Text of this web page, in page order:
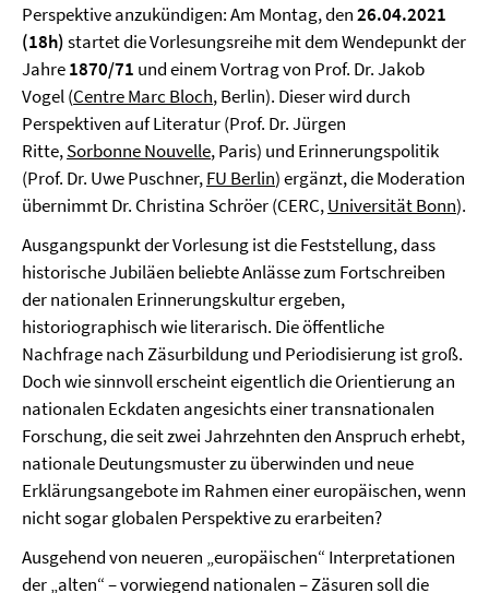
Perspektive anzukündigen: Am Montag, den26.04.2021
(18h)startet die Vorlesungsreihe mit dem Wendepunkt der
Jahre1870/71 und einem Vortrag von Prof. Dr. Jakob
Vogel (Centre Marc Bloch, Berlin). Dieser wird durch
Perspektiven auf Literatur (Prof. Dr. Jürgen
Ritte,Sorbonne Nouvelle, Paris) und Erinnerungspolitik
(Prof. Dr. Uwe Puschner,FU Berlin) ergänzt, die Moderation
übernimmt Dr. Christina Schröer (CERC,Universität Bonn).
Ausgangspunkt der Vorlesung ist die Feststellung, dass
historische Jubiläen beliebte Anlässe zum Fortschreiben
der nationalen Erinnerungskultur ergeben,
historiographisch wie literarisch. Die öffentliche
Nachfrage nach Zäsurbildung und Periodisierung ist groß.
Doch wie sinnvoll erscheint eigentlich die Orientierung an
nationalen Eckdaten angesichts einer transnationalen
Forschung, die seit zwei Jahrzehnten den Anspruch erhebt,
nationale Deutungsmuster zu überwinden und neue
Erklärungsangebote im Rahmen einer europäischen, wenn
nicht sogar globalen Perspektive zu erarbeiten?
Ausgehend von neueren „europäischen“ Interpretationen
der „alten“ – vorwiegend nationalen – Zäsuren soll die